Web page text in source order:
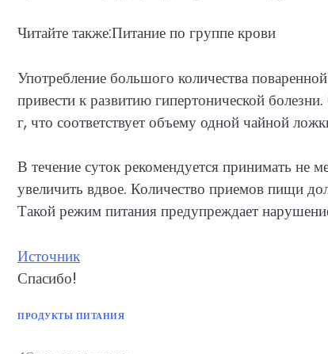
Читайте также:Питание по группе крови
Употребление большого количества
привести к развитию гипертонической
г, что соответствует объему одной чайной
В течение суток рекомендуется принимать не
увеличить вдвое. Количество приемов пищи
Такой режим питания предупреждает
Источник
Спасибо!
ПРОДУКТЫ ПИТАНИЯ